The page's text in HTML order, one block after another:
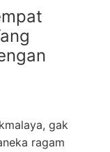
gak
ragam